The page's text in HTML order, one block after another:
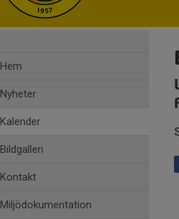
Hem
Nyheter
Kalender
Bildgalleri
Kontakt
Miljödokumentation